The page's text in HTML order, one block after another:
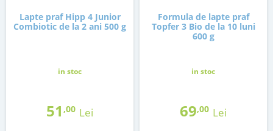
Lapte praf Hipp 4 Junior
Combiotic de la 2 ani 500 g
in stoc
51 ,00 Lei
Formula de lapte praf
Topfer 3 Bio de la 10 luni
600 g
in stoc
69,00 Lei